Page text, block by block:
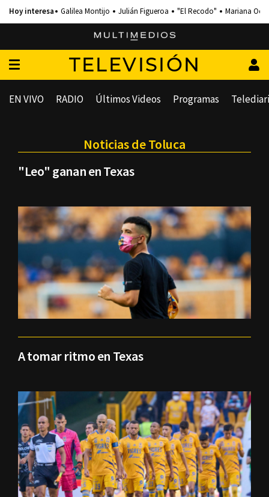
Galilea Montijo Julián Figueroa "El Recodo" Mariana
TELEVISIÓN
EN VIVO RADIO Últimos Videos Programas
Noticias de Toluca
"Leo" ganan en Texas
A tomar ritmo en Texas